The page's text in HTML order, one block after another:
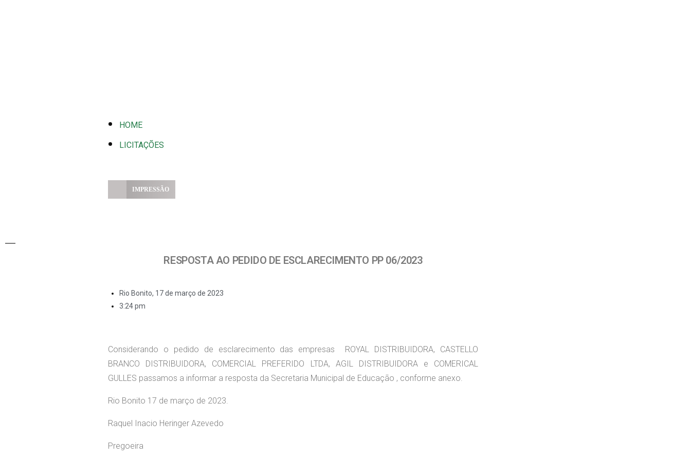
HOME
LICITAÇÕES
IMPRESSÃO
RESPOSTA AO PEDIDO DE ESCLARECIMENTO PP 06/2023
Rio Bonito, 17 de março de 2023
3:24 pm
Considerando o pedido de esclarecimento das empresas ROYAL DISTRIBUIDORA, CASTELLO
BRANCO DISTRIBUIDORA, COMERCIAL PREFERIDO LTDA, AGIL DISTRIBUIDORA e COMERICAL
GULLES passamos a informar a resposta da Secretaria Municipal de Educação , conforme anexo.
Rio Bonito 17 de março de 2023.
Raquel Inacio Heringer Azevedo
Pregoeira